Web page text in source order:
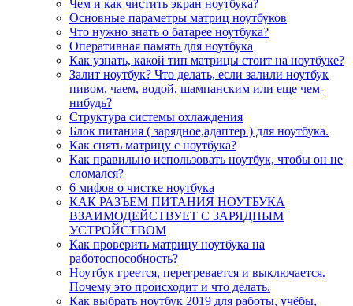
Чем и как чистить экран ноутбука?
Основные параметры матриц ноутбуков
Что нужно знать о батарее ноутбука?
Оперативная память для ноутбука
Как узнать, какой тип матрицы стоит на ноутбуке?
Залит ноутбук? Что делать, если залили ноутбук
пивом, чаем, водой, шампанским или еще чем-
нибудь?
Структура системы охлаждения
Блок питания ( зарядное,адаптер ) для ноутбука.
Как снять матрицу с ноутбука?
Как правильно использовать ноутбук, чтобы он не
сломался?
6 мифов о чистке ноутбука
КАК РАЗЪЕМ ПИТАНИЯ НОУТБУКА
ВЗАИМОДЕЙСТВУЕТ С ЗАРЯДНЫМ
УСТРОЙСТВОМ
Как проверить матрицу ноутбука на
работоспособность?
Ноутбук греется, перегревается и выключается.
Почему это происходит и что делать.
Как выбрать ноутбук 2019 для работы, учёбы,